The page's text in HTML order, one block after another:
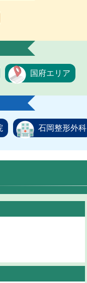
国府エリア
石岡整形外科